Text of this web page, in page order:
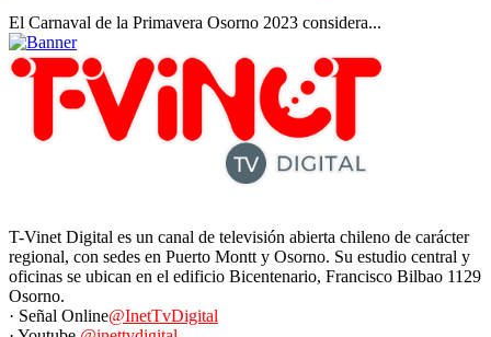
El Carnaval de la Primavera Osorno 2023 considera...
T-Vinet Digital es un canal de televisión abierta chileno de carácter
regional, con sedes en Puerto Montt y Osorno. Su estudio central y
oficinas se ubican en el edificio Bicentenario, Francisco Bilbao 1129
Osorno.
· Señal Online@InetTvDigital